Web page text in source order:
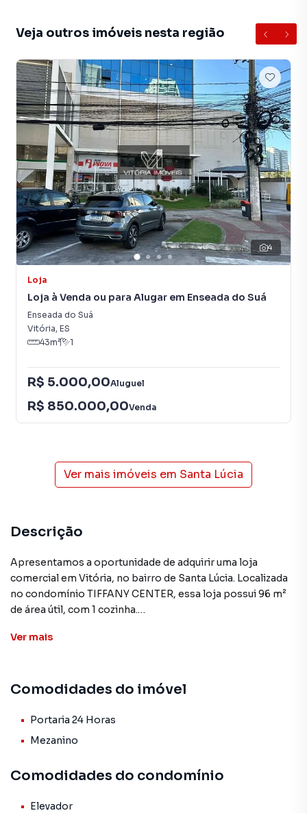
Veja outros imóveis nesta região
4
Loja
Loja à Venda ou para Alugar em Enseada do Suá
Enseada do Suá
Vitória, ES
43m² 1
R$ 5.000,00Aluguel
R$ 850.000,00Venda
Ver mais imóveis em Santa Lúcia
Descrição
Apresentamos a oportunidade de adquirir uma loja
comercial em Vitória, no bairro de Santa Lúcia. Localizada
no condomínio TIFFANY CENTER, essa loja possui 96 m²
de área útil, com 1 cozinha.
A loja,reformada, conta com diversas comodidades, como
portaria 24 horas e elevadores, proporcionando ainda
O espaço é versátil e pode ser adaptado para diversos
especializados. A localização privilegiada, em uma área
com fácil acesso, torna esta propriedade uma excelente
Ver mais
Comodidades do imóvel
Portaria 24 Horas
Mezanino
Comodidades do condomínio
Elevador